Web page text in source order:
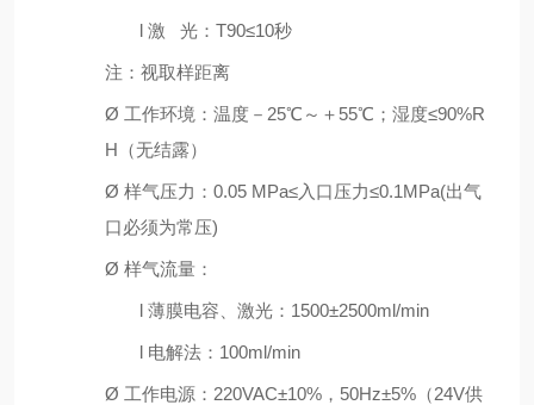
l 激 光： T90≤10秒
注：视取样距离
Ø 工作环境：温度－ 25℃～＋ 55℃；湿度≤90%R
H （无结露）
Ø 样气压力： 0.05 MPa≤入口压力≤0.1MPa(出气
口必须为常压)
Ø 样气流量：
l 薄膜电容、激光： 1500±2500ml/min
l 电解法： 100ml/min
Ø 工作电源： 220VAC±10% ， 50Hz±5% （24V供